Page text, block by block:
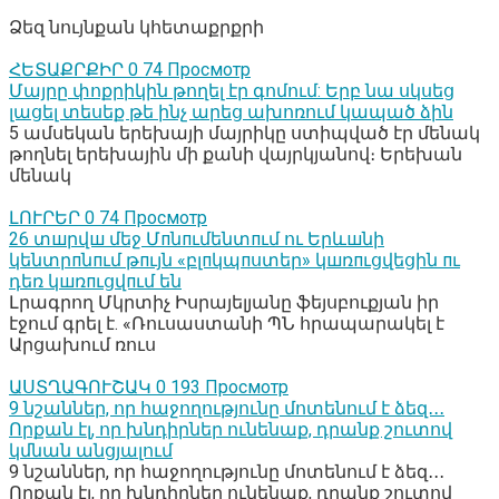
Ձեզ նույնքան կհետաքրքրի
ՀԵՏԱՔՐՔԻՐ 0 74 Просмотр
Մայրը փոքրիկին թողել էր գոմում: Երբ նա սկսեց
լացել տեսեք թե ինչ արեց ախոռում կապած ձին
5 ամսեկան երեխայի մայրիկը ստիպված էր մենակ
թողնել երեխային մի քանի վայրկյանով։ Երեխան
մենակ
ԼՈՒՐԵՐ 0 74 Просмотр
26 տшրվш մեջ Մпնпւմենտпւմ ու Երևшնի
կենտրпնпւմ թпւյն «բլпկպпստեր» կшռпւցվեցին пւ
դեռ կшռпւցվпւմ են
Լրագրող Մկրտիչ Իսրայելյանը ֆեյսբուքյան իր
էջում գրել է. «Ռուսաստանի ՊՆ հրապարակել է
Արցախում ռուս
ԱՍՏՂԱԳՈՒՇԱԿ 0 193 Просмотр
9 նշաններ, որ հաջողությունը մոտենում է ձեզ․․․
Որքան էլ, որ խնդիրներ ունենաք, դրանք շուտով
կմնան անցյալում
9 նշաններ, որ հաջողությունը մոտենում է ձեզ․․․
Որքան էլ, որ խնդիրներ ունենաք, դրանք շուտով